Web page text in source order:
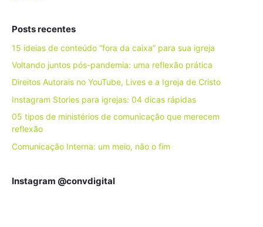
Posts recentes
15 ideias de conteúdo “fora da caixa” para sua igreja
Voltando juntos pós-pandemia: uma reflexão prática
Direitos Autorais no YouTube, Lives e a Igreja de Cristo
Instagram Stories para igrejas: 04 dicas rápidas
05 tipos de ministérios de comunicação que merecem
reflexão
Comunicação Interna: um meio, não o fim
Instagram @convdigital